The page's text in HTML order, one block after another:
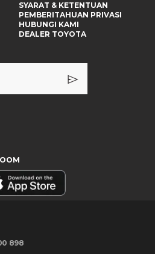
SYARAT & KETENTUAN
PEMBERITAHUAN PRIVASI
HUBUNGI KAMI
DEALER TOYOTA
898